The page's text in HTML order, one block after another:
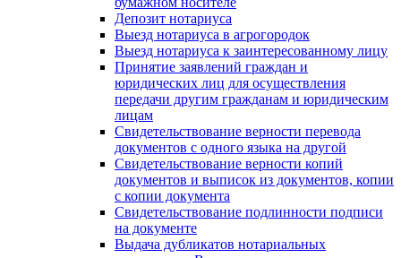
Депозит нотариуса
Выезд нотариуса в агрогородок
Выезд нотариуса к заинтересованному лицу
Принятие заявлений граждан и
юридических лиц для осуществления
передачи другим гражданам и юридическим
лицам
Свидетельствование верности перевода
документов с одного языка на другой
Свидетельствование верности копий
документов и выписок из документов, копии
с копии документа
Свидетельствование подлинности подписи
на документе
Выдача дубликатов нотариальных